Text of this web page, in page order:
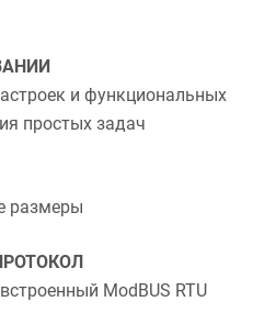
и функциональных
простых задач
размеры
ModBUS RTU